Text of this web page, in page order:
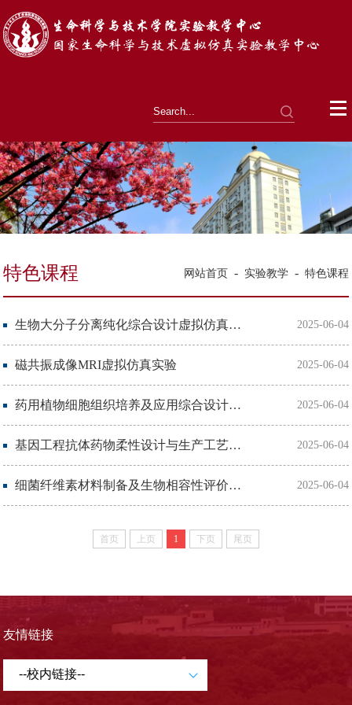
特色课程 网站首页 - 实验教学 - 特色课程
生物大分子分离纯化综合设计虚拟仿真实验 2025-06-04
磁共振成像MRI虚拟仿真实验 2025-06-04
药用植物细胞组织培养及应用综合设计虚拟仿真实验 2025-06-04
基因工程抗体药物柔性设计与生产工艺虚拟仿真实验 2025-06-04
细菌纤维素材料制备及生物相容性评价虚拟仿真实验 2025-06-04
首页 上页 1 下页 尾页
友情链接